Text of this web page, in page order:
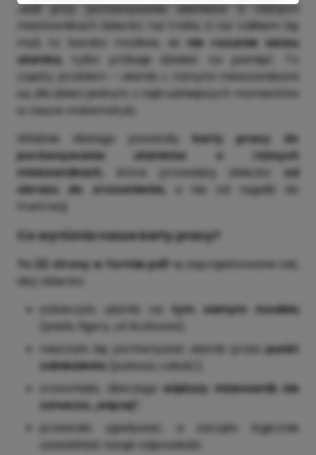
Jeśli przy porównywaniu ułamków o różnych
mianownikach dziecko raz trafia, a raz całkiem się
myli, to bardzo możliwe, że nie rozumie sensu
ułamka, tylko próbuje działać na pamięć. To
częsty problem – ułamki z różnymi mianownikami
są dla dzieci jednym z najtrudniejszych momentów
w nauce matematyki.
Właśnie dlatego powstały karty pracy do
porównywania ułamków o różnych
mianownikach , które prowadzą dziecko od
obrazu do zrozumienia, a nie od regułki do
frustracji.
Co wyróżnia nasze karty pracy?
To 22 strony w formie pdf-u zaprojektowane tak,
aby dziecko:
zobaczyło ułamki na
tym samym modelu
(paski, figury, oś liczbowa),
nauczyło się porównywać ułamki przez punkt
odniesienia (połowa, całość),
zrozumiało, dlaczego większy mianownik nie
oznacza „więcej”
przestało zgadywać, a zaczęło logicznie
uzasadniać swoje odpowiedzi.